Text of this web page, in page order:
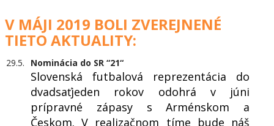
V MÁJI 2019 BOLI ZVEREJNENÉ
TIETO AKTUALITY:
29.5. Nominácia do SR “21“
Slovenská futbalová reprezentácia do
dvadsaťjeden rokov odohrá v júni
prípravné zápasy s Arménskom a
Českom. V realizačnom tíme bude náš